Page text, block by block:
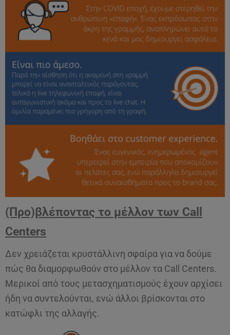
(Προ)βλέποντας το μέλλον των Call
Centers
Δεν χρειάζεται κρυστάλλινη σφαίρα για να δούμε
πώς θα διαμορφωθούν στο μέλλον τα Call Centers.
Μερικοί από τους μετασχηματισμούς έχουν αρχίσει
ήδη να συντελούνται, ενώ άλλοι βρίσκονται στο
κατώφλι της αλλαγής.